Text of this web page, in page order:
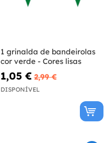
1 grinalda de bandeirolas
cor verde - Cores lisas
1,05 € 2,99 €
DISPONÍVEL